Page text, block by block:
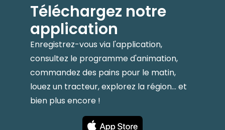
Téléchargez notre
application
Enregistrez-vous via l'application,
consultez le programme d'animation,
commandez des pains pour le matin,
louez un tracteur, explorez la région... et
bien plus encore !